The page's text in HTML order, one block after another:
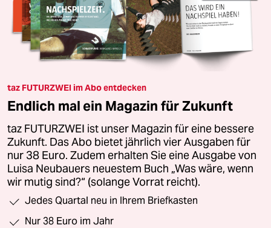
taz FUTURZWEI im Abo entdecken
Endlich mal ein Magazin für Zukunft
taz FUTURZWEI ist unser Magazin für eine bessere
Zukunft. Das Abo bietet jährlich vier Ausgaben für
nur 38 Euro. Zudem erhalten Sie eine Ausgabe von
Luisa Neubauers neuestem Buch „Was wäre, wenn
wir mutig sind?“ (solange Vorrat reicht).
Jedes Quartal neu in Ihrem Briefkasten
Nur 38 Euro im Jahr